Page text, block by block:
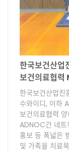
한국보건산
보건의료협력
한국보건산업
수와이디, 이하
보건의료협력
ADNOC간 네
홍보 등 폭넓은
및 가족을 치료